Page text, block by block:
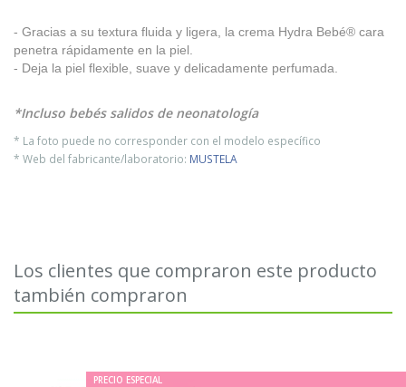
- Gracias a su textura fluida y ligera, la crema Hydra Bebé® cara
penetra rápidamente en la piel.
- Deja la piel flexible, suave y delicadamente perfumada.
*Incluso bebés salidos de neonatología
* La foto puede no corresponder con el modelo específico
* Web del fabricante/laboratorio: MUSTELA
Los clientes que compraron este producto
también compraron
PRECIO ESPECIAL